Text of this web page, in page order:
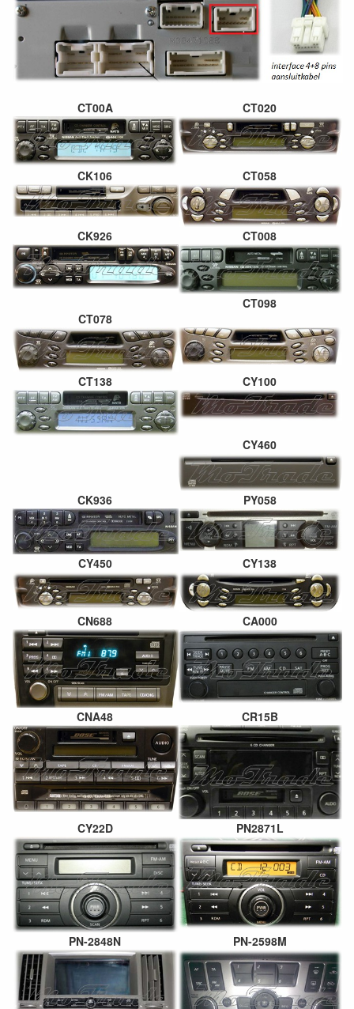
CT00A CT020
CK106 CT058
CK926 CT008
CT078
CT098
CT138 CY100
CY460
CK936 PY058
CY450 CY138
CN688 CA000
CNA48 CR15B
CY22D PN2871L
PN-2848N PN-2598M